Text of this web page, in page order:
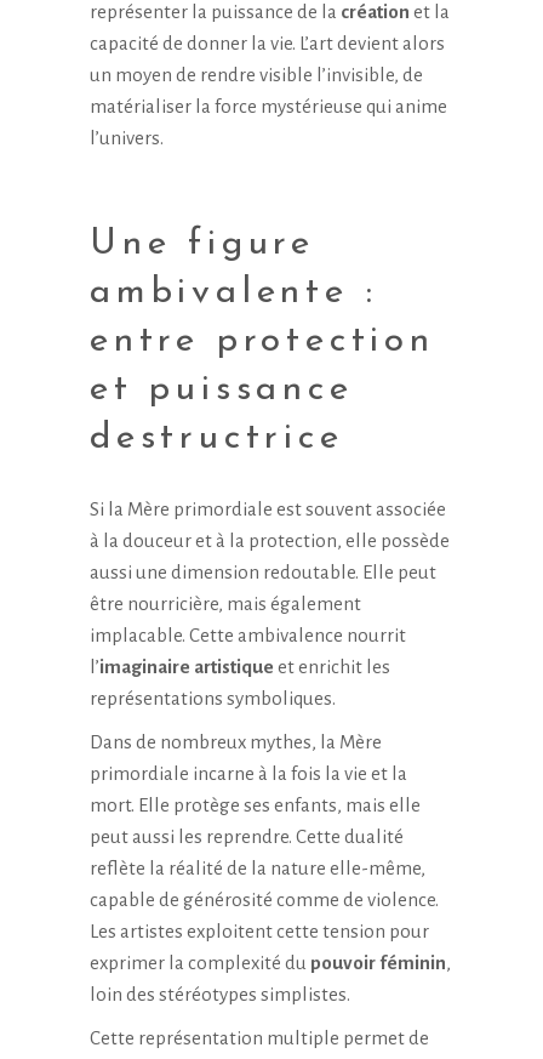
représenter la puissance de la création et la
capacité de donner la vie. L’art devient alors
un moyen de rendre visible l’invisible, de
matérialiser la force mystérieuse qui anime
l’univers.
Une figure
ambivalente :
entre protection
et puissance
destructrice
Si la Mère primordiale est souvent associée
à la douceur et à la protection, elle possède
aussi une dimension redoutable. Elle peut
être nourricière, mais également
implacable. Cette ambivalence nourrit
l’imaginaire artistique et enrichit les
représentations symboliques.
Dans de nombreux mythes, la Mère
primordiale incarne à la fois la vie et la
mort. Elle protège ses enfants, mais elle
peut aussi les reprendre. Cette dualité
reflète la réalité de la nature elle-même,
capable de générosité comme de violence.
Les artistes exploitent cette tension pour
exprimer la complexité du pouvoir féminin,
loin des stéréotypes simplistes.
Cette représentation multiple permet de